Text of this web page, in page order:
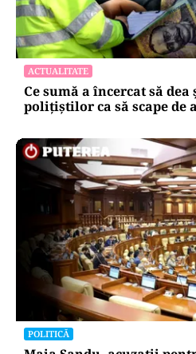
ACTUALITATE
Ce sumă a încercat să dea
polițiștilor ca să scape de
POLITICĂ